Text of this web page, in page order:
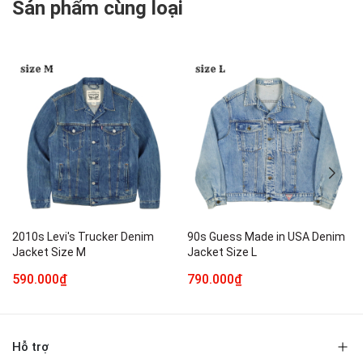
Sản phẩm cùng loại
2010s Levi's Trucker Denim
Jacket Size M
590.000₫
90s Guess Made in USA Denim
Jacket Size L
790.000₫
Hỗ trợ